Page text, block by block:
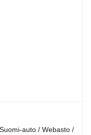
auto / Webasto /